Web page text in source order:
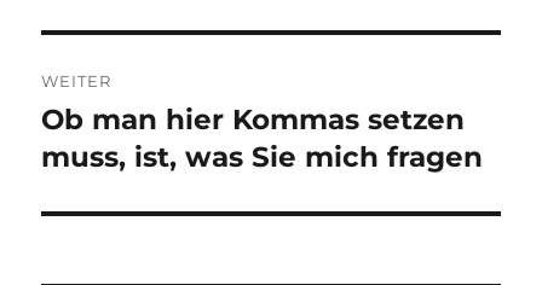
WEITER
Nächster
Beitrag:
Ob man hier Kommas setzen
muss, ist, was Sie mich fragen